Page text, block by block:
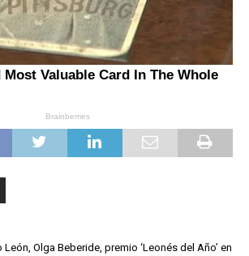
Olga Beberide, premio ‘Leonés del Año’ en